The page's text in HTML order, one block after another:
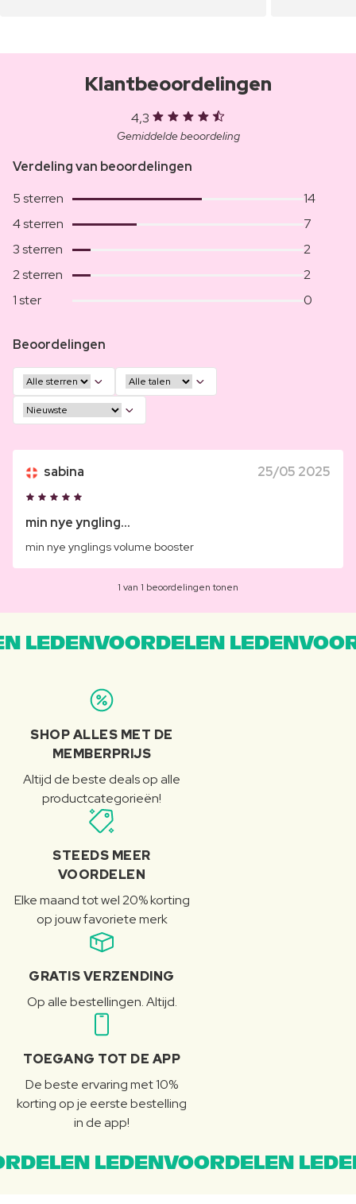
Klantbeoordelingen
4,3
Gemiddelde beoordeling
Verdeling van beoordelingen
5 sterren
14
4 sterren
7
3 sterren
2
2 sterren
2
1 ster
0
Beoordelingen
sabina 25/05 2025
min nye yngling...
min nye ynglings volume booster
1 van 1 beoordelingen tonen
LEDENVOORDELEN
SHOP ALLES MET DE
MEMBERPRIJS
Altijd de beste deals op alle
productcategorieën!
STEEDS MEER
VOORDELEN
Elke maand tot wel 20% korting
op jouw favoriete merk
GRATIS VERZENDING
Op alle bestellingen. Altijd.
TOEGANG TOT DE APP
De beste ervaring met 10%
korting op je eerste bestelling
in de app!
LEDENVOORDELEN